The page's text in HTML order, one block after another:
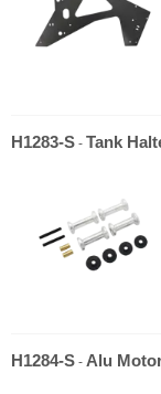
H1283-S - Tank
H1284-S - Alu